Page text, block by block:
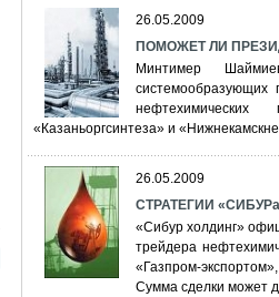
26.05.2009
ПОМОЖЕТ ЛИ
Минтимер
системообразующих
«Казаньоргсинтеза» и
26.05.2009
СТРАТЕГИИ
«Сибур холдинг»
трейдера
«Газпром-
Сумма сделки может